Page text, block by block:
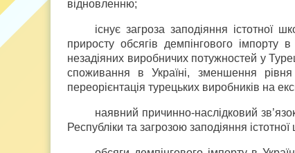
відновленню;
існує загроза заподіяння істотної
приросту обсягів демпінгового імпорту
незадіяних виробничих потужностей у
споживання в Україні, зменшення
переорієнтація турецьких виробників на
наявний причинно-наслідковий
Республіки та загрозою заподіяння